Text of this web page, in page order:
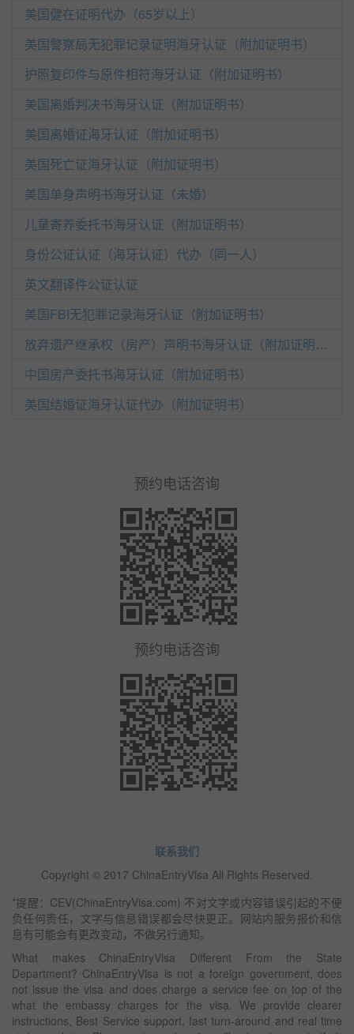
美国健在证明代办（65岁以上）
美国警察局无犯罪记录证明海牙认证（附加证明书）
护照复印件与原件相符海牙认证（附加证明书）
美国离婚判决书海牙认证（附加证明书）
美国离婚证海牙认证（附加证明书）
美国死亡证海牙认证（附加证明书）
美国单身声明书海牙认证（未婚）
儿童寄养委托书海牙认证（附加证明书）
身份公证认证（海牙认证）代办（同一人）
英文翻译件公证认证
美国FBI无犯罪记录海牙认证（附加证明书）
放弃遗产继承权（房产）声明书海牙认证（附加证明书）
中国房产委托书海牙认证（附加证明书）
美国结婚证海牙认证代办（附加证明书）
预约电话咨询
预约电话咨询
联系我们
Copyright © 2017 ChinaEntryVisa All Rights Reserved.
*提醒：CEV(ChinaEntryVisa.com) 不对文字或内容错误引起的不便
负任何责任，文字与信息错误都会尽快更正。网站内服务报价和信
息有可能会有更改变动，不做另行通知。
What makes ChinaEntryVisa Different From the State
Department? ChinaEntryVisa is not a foreign government, does
not issue the visa and does charge a service fee on top of the
what the embassy charges for the visa. We provide clearer
instructions, Best Service support, fast turn-around and real time